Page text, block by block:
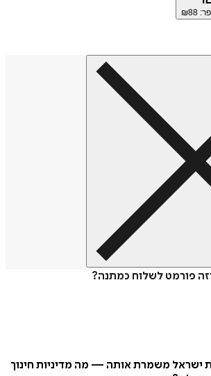
לשלוח כמתנה?
משמרת אותה — מה מדיניות חינוך